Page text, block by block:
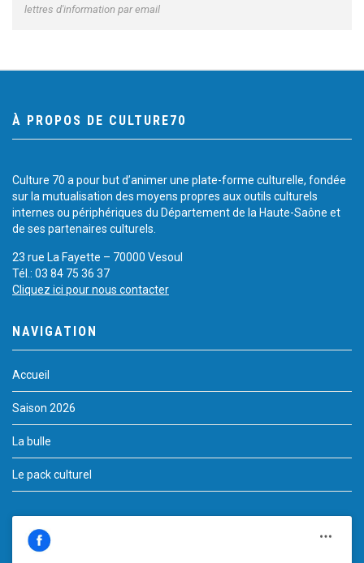
lettres d'information par email
À PROPOS DE CULTURE70
Culture 70 a pour but d’animer une plate-forme culturelle, fondée
sur la mutualisation des moyens propres aux outils culturels
internes ou périphériques du Département de la Haute-Saône et
de ses partenaires culturels.
23 rue La Fayette – 70000 Vesoul
Tél.: 03 84 75 36 37
Cliquez ici pour nous contacter
NAVIGATION
Accueil
Saison 2026
La bulle
Le pack culturel